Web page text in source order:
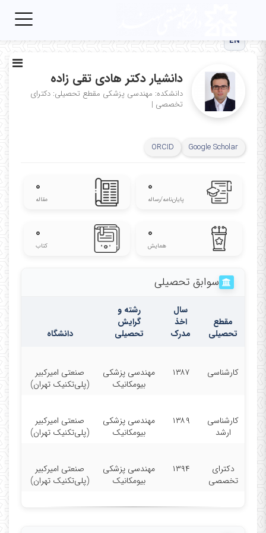
EN
دانشیار دکتر هادی تقی زاده
دانشکده: مهندسی پزشکی مقطع تحصیلی: دکترای
تخصصی |
Google Scholar
ORCID
۰
پایان‌نامه‌/رساله
۰
مقاله
۰
همایش
۰
کتاب
سوابق تحصیلی
مقطع
تحصیلی
سال
اخذ
مدرک
رشته و
گرایش
تحصیلی
دانشگاه
کارشناسی ۱۳۸۷
مهندسی پزشکی
بیومکانیک
صنعتی امیرکبیر
(پلی‌تکنیک تهران)
کارشناسی
ارشد
۱۳۸۹
مهندسی پزشکی
بیومکانیک
صنعتی امیرکبیر
(پلی‌تکنیک تهران)
دکترای
تخصصی
۱۳۹۴
مهندسی پزشکی
بیومکانیک
صنعتی امیرکبیر
(پلی‌تکنیک تهران)